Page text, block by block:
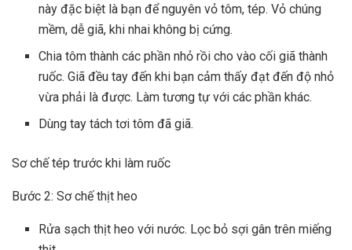
này đặc biệt là bạn để nguyên vỏ tôm, tép. Vỏ chúng
mềm, dễ giã, khi nhai không bị cứng.
Chia tôm thành các phần nhỏ rồi cho vào cối giã thành
ruốc. Giã đều tay đến khi bạn cảm thấy đạt đến độ nhỏ
vừa phải là được. Làm tương tự với các phần khác.
Dùng tay tách tơi tôm đã giã.
Sơ chế tép trước khi làm ruốc
Bước 2: Sơ chế thịt heo
Rửa sạch thịt heo với nước. Lọc bỏ sợi gân trên miếng